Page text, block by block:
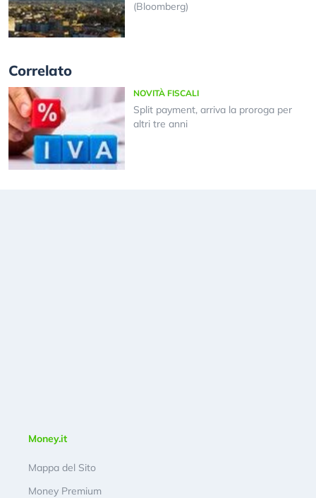
(Bloomberg)
Correlato
NOVITÀ FISCALI
Split payment, arriva la proroga per
altri tre anni
Money.it
Mappa del Sito
Money Premium